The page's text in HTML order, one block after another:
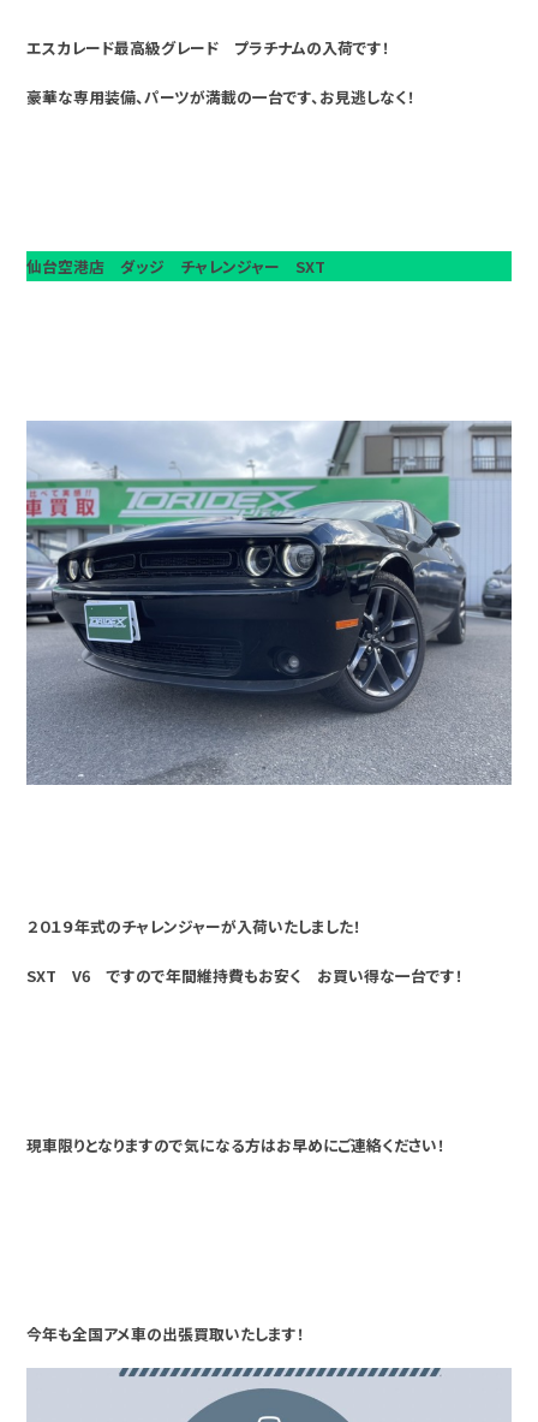
エスカレード最高級グレード プラチナムの入荷です！
豪華な専用装備、パーツが満載の一台です、お見逃しなく！
仙台空港店 ダッジ チャレンジャー SXT
２０１９年式のチャレンジャーが入荷いたしました！
SXT V6 ですので年間維持費もお安く お買い得な一台です！
現車限りとなりますので気になる方はお早めにご連絡ください！
今年も全国アメ車の出張買取いたします！